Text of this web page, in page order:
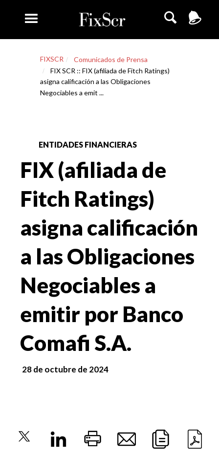
FIXSCR
Comunicados de Prensa
FIX SCR :: FIX (afiliada de Fitch Ratings)
asigna calificación a las Obligaciones
Negociables a emit ...
ENTIDADES FINANCIERAS
FIX (afiliada de
Fitch Ratings)
asigna calificación
a las Obligaciones
Negociables a
emitir por Banco
Comafi S.A.
28 de octubre de 2024